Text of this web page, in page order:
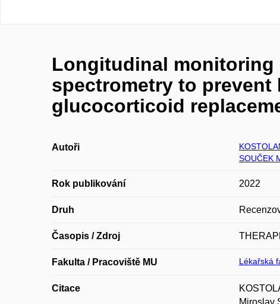
Longitudinal
spectrometry to
glucocorticoid
Autoři
SOUČEK
Rok publikování 2022
Druh
Časopis / Zdroj
Fakulta / Pracoviště MU Lékařská
Citace
Miroslav